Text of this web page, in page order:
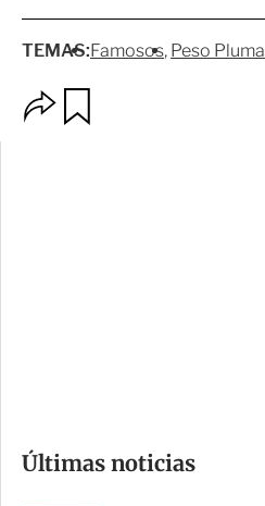
TEMAS:Famosos Peso Pluma
m
Últimas noticias